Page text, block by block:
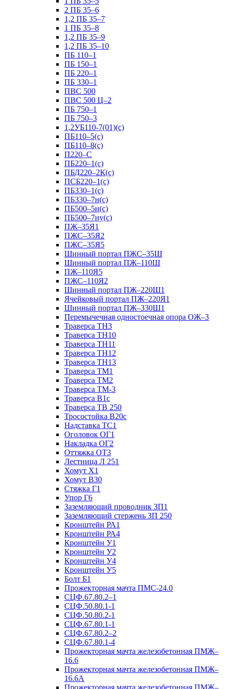
2 ПБ 35–6
1,2 ПБ 35–7
1 ПБ 35–8
1,2 ПБ 35–9
1,2 ПБ 35–10
ПБ 110–1
ПБ 150–1
ПБ 220–1
ПБ 330–1
ПВС 500
ПВС 500 Ц–2
ПБ 750–1
ПБ 750–3
1,2УБ110-7(01)(с)
ПБ110–5(с)
ПБ110–8(с)
П220–С
ПБ220–1(с)
ПБД220–2К(с)
ПСБ220–1(с)
ПБ330–1(с)
ПБ330–7н(с)
ПБ500–5н(с)
ПБ500–7ну(с)
ПЖ–35Я1
ПЖС–35Я2
ПЖС–35Я5
Шинный портал ПЖС–35Ш
Шинный портал ПЖ–110Ш
ПЖ–110Я5
ПЖС–110Я2
Шинный портал ПЖ–220Ш1
Ячейковый портал ПЖ–220Я1
Шинный портал ПЖ–330Ш1
Перемычечная одностоечная опора ОЖ–3
Траверса ТН3
Траверса ТН10
Траверса ТН11
Траверса ТН12
Траверса ТН13
Траверса ТМ1
Траверса ТМ2
Траверса ТМ-3
Траверса В1с
Траверса ТВ 250
Тросостойка В20с
Надставка ТС1
Оголовок ОГ1
Накладка ОГ2
Оттяжка ОТ3
Лестница Л 251
Хомут Х1
Хомут В30
Стяжка Г1
Упор Г6
Заземляющий проводник ЗП1
Заземляющий стержень ЗП 250
Кронштейн РА1
Кронштейн РА4
Кронштейн У1
Кронштейн У2
Кронштейн У4
Кронштейн У5
Болт Б1
Прожекторная мачта ПМС-24.0
СЦФ.67.80.2–1
СЦФ.50.80.1-1
СЦФ.50.80.2-1
СЦФ.67.80.1-1
СЦФ.67.80.2–2
СЦФ.67.80.1-4
Прожекторная мачта железобетонная ПМЖ–
16.6
Прожекторная мачта железобетонная ПМЖ–
16.6А
Прожекторная мачта железобетонная ПМЖ–